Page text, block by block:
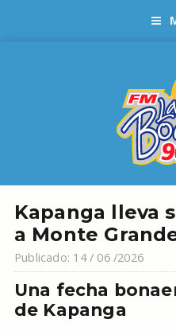
Kapanga lleva
a Monte
Publicado: 14 / 06 /2026
Una fecha
de Kapanga